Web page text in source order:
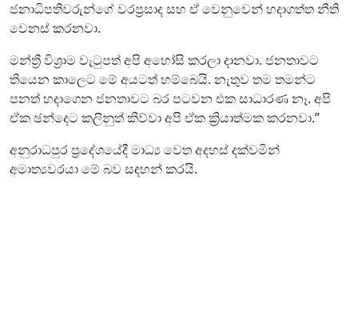
ජනාධිපතිවරුන්ගේ වරප්‍රසාද සහ ඒ වෙනුවෙන් හදාගත්ත නීති
වෙනස් කරනවා.
මන්ත්‍රී විශ්‍රාම වැටුපත් අපි අහෝසි කරලා දානවා. ජනතාවට
තියෙන කාලෙට මේ අයටත් හම්බෙයි. නැතුව තම තමන්ට
පනත් හදාගෙන ජනතාවට බර පටවන එක සාධාරණ නෑ. අපි
ඒක ඡන්දෙට කලිනුත් කිව්වා අපි ඒක ක්‍රියාත්මක කරනවා.”
අනුරාධපුර ප්‍රදේශයේදී මාධ්‍ය වෙත අදහස් දක්වමින්
අමාත්‍යවරයා මේ බව සඳහන් කරයි.